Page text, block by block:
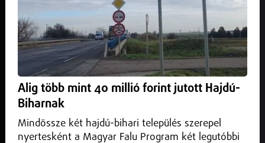
Izrael és az USA csapást mért
Iránra
2026. február 28.Külföld
Megelőző csapást hajtott végre Izrael Irán ellen – ezt
miniszter.
Alig több mint 40 millió forint jutott Hajdú-
Biharnak
Mindössze két hajdú-bihari település szerepel
nyertesként a Magyar Falu Program két legutóbbi